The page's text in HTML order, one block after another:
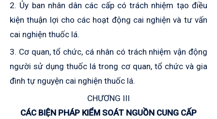
2. Ủy ban nhân dân các cấp có trách nhiệm tạo điều
kiện thuận lợi cho các hoạt động cai nghiện và tư vấn
cai nghiện thuốc lá.
3. Cơ quan, tổ chức, cá nhân có trách nhiệm vận động
người sử dụng thuốc lá trong cơ quan, tổ chức và gia
đình tự nguyện cai nghiện thuốc lá.
CHƯƠNG III
CÁC BIỆN PHÁP KIỂM SOÁT NGUỒN CUNG CẤP